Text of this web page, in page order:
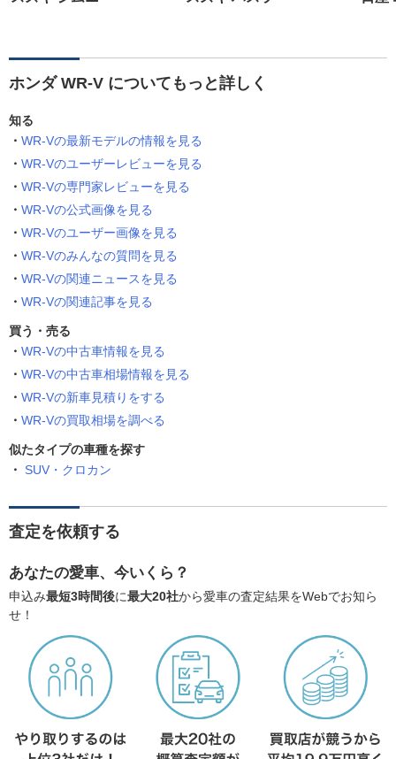
ホンダ WR-V についてもっと詳しく
知る
WR-Vの最新モデルの情報を見る
WR-Vのユーザーレビューを見る
WR-Vの専門家レビューを見る
WR-Vの公式画像を見る
WR-Vのユーザー画像を見る
WR-Vのみんなの質問を見る
WR-Vの関連ニュースを見る
WR-Vの関連記事を見る
買う・売る
WR-Vの中古車情報を見る
WR-Vの中古車相場情報を見る
WR-Vの新車見積りをする
WR-Vの買取相場を調べる
似たタイプの車種を探す
SUV・クロカン
査定を依頼する
あなたの愛車、今いくら？
申込み最短3時間後に最大20社から愛車の査定結果をWebでお知ら
せ！